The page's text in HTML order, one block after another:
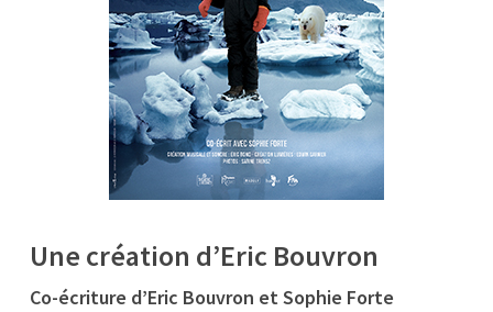
Une création d’Eric Bouvron
Co-écriture d’Eric Bouvron et Sophie Forte